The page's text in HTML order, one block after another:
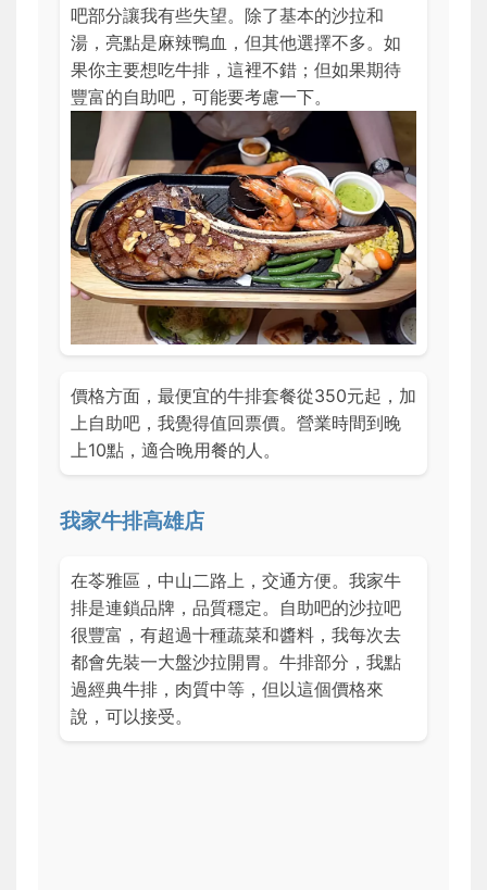
吧部分讓我有些失望。除了基本的沙拉和
湯，亮點是麻辣鴨血，但其他選擇不多。如
果你主要想吃牛排，這裡不錯；但如果期待
豐富的自助吧，可能要考慮一下。
價格方面，最便宜的牛排套餐從350元起，加
上自助吧，我覺得值回票價。營業時間到晚
上10點，適合晚用餐的人。
我家牛排高雄店
在苓雅區，中山二路上，交通方便。我家牛
排是連鎖品牌，品質穩定。自助吧的沙拉吧
很豐富，有超過十種蔬菜和醬料，我每次去
都會先裝一大盤沙拉開胃。牛排部分，我點
過經典牛排，肉質中等，但以這個價格來
說，可以接受。